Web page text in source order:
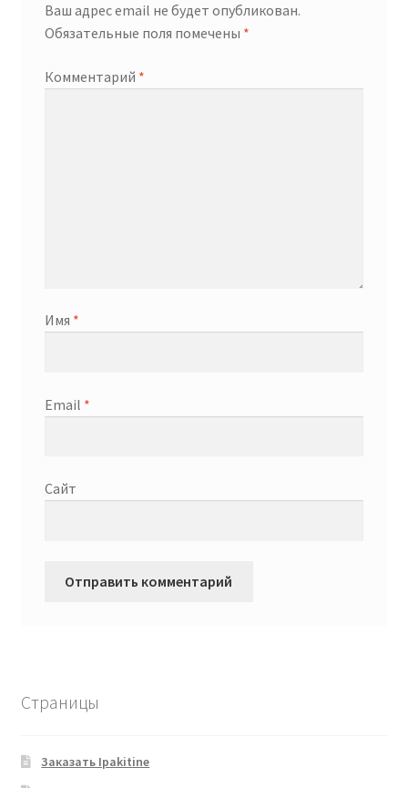
Ваш адрес email не будет опубликован.
Обязательные поля помечены *
Комментарий *
Имя *
Email *
Сайт
Страницы
Заказать Ipakitine